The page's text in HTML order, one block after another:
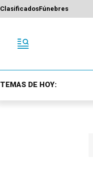
ClasificadosFúnebres
TEMAS DE HOY: